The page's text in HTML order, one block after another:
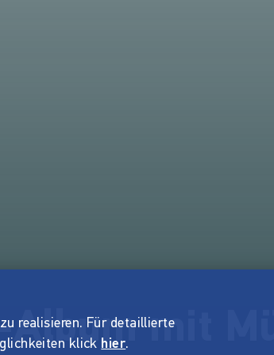
mit
realisieren. Für detaillierte
klick hier.